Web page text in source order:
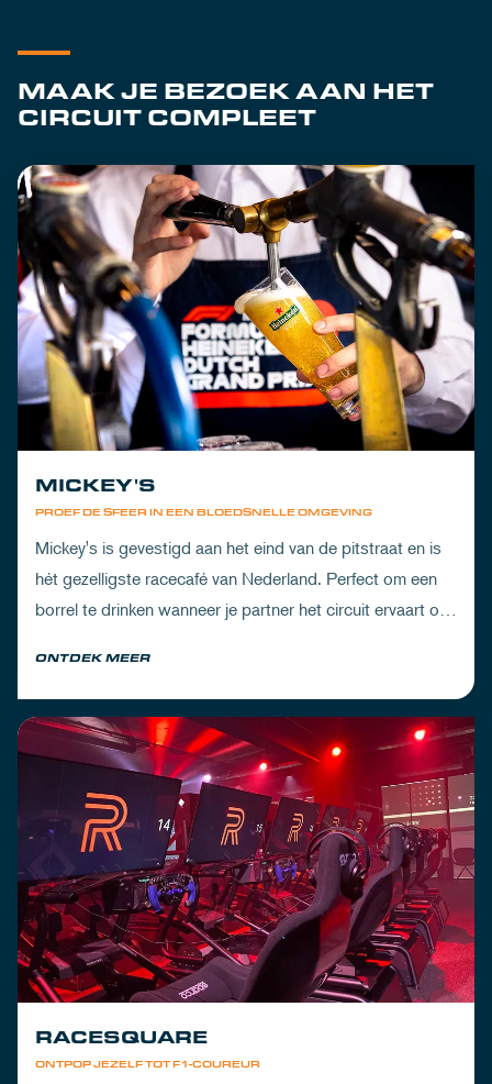
MAAK JE BEZOEK AAN HET
CIRCUIT COMPLEET
PROEF DE SFEER IN EEN BLOEDSNELLE OMGEVING
MICKEY'S
Mickey's is gevestigd aan het eind van de pitstraat en is
hét gezelligste racecafé van Nederland. Perfect om een
borrel te drinken wanneer je partner het circuit ervaart of
ONTDEK MEER
ONTPOP JEZELF TOT F1-COUREUR
RACESQUARE